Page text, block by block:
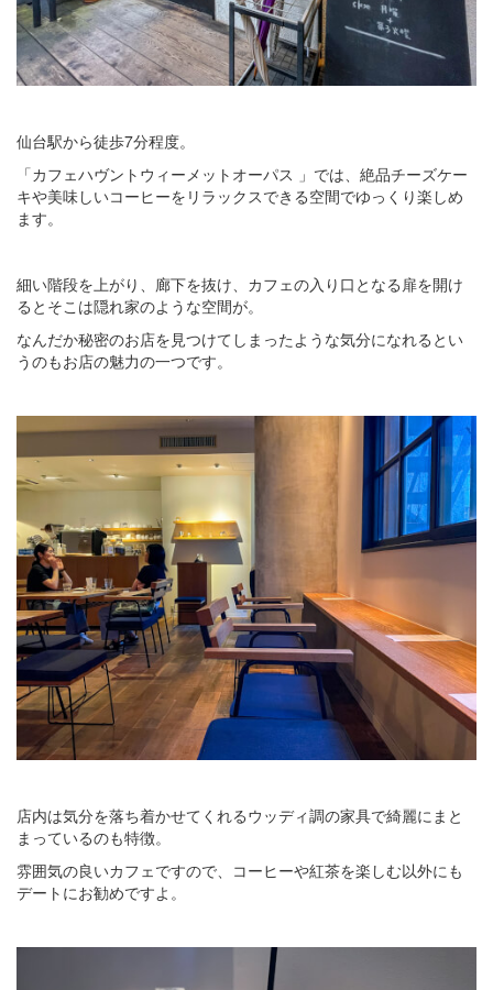
仙台駅から徒歩7分程度。
「カフェハヴントウィーメットオーパス 」では、絶品チーズケー
キや美味しいコーヒーをリラックスできる空間でゆっくり楽しめ
ます。
細い階段を上がり、廊下を抜け、カフェの入り口となる扉を開け
るとそこは隠れ家のような空間が。
なんだか秘密のお店を見つけてしまったような気分になれるとい
うのもお店の魅力の一つです。
店内は気分を落ち着かせてくれるウッディ調の家具で綺麗にまと
まっているのも特徴。
雰囲気の良いカフェですので、コーヒーや紅茶を楽しむ以外にも
デートにお勧めですよ。